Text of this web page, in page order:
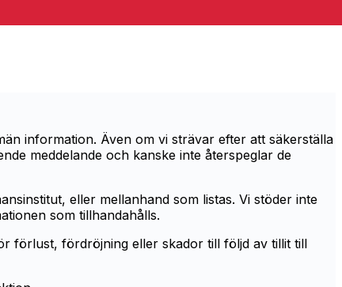
information. Även om vi strävar efter att säkerställa
meddelande och kanske inte återspeglar de
eller mellanhand som listas. Vi stöder inte
som tillhandahålls.
förlust, fördröjning eller skador till följd av tillit till